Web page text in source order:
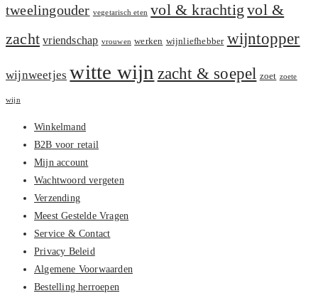
tweelingouder vegetarisch eten vol & krachtig vol &
zacht vriendschap vrouwen werken wijnliefhebber wijntopper
wijnweetjes witte wijn zacht & soepel zoet zoete
wijn
Winkelmand
B2B voor retail
Mijn account
Wachtwoord vergeten
Verzending
Meest Gestelde Vragen
Service & Contact
Privacy Beleid
Algemene Voorwaarden
Bestelling herroepen